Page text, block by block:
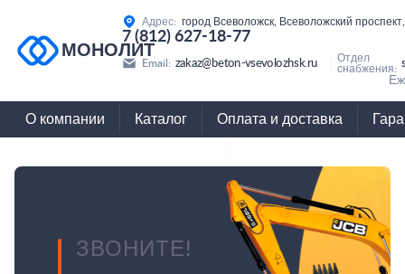
МОНОЛИТ
Адрес: город Всеволожск, Всеволожский
7 (812) 627-18-77
Email: zakaz@beton-vsevolozhsk.ru
Отдел
снабжения:
О компании Каталог Оплата и доставка
ЗВОНИТЕ!